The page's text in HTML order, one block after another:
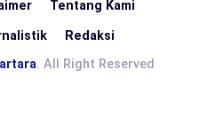
Tentang Kami
Redaksi
. All Right Reserved